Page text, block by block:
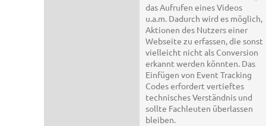
das Aufrufen eines Videos
u.a.m. Dadurch wird es möglich,
Aktionen des Nutzers einer
Webseite zu erfassen, die sonst
vielleicht nicht als Conversion
erkannt werden könnten. Das
Einfügen von Event Tracking
Codes erfordert vertieftes
technisches Verständnis und
sollte Fachleuten überlassen
bleiben.